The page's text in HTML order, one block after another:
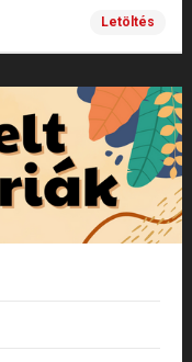
Letöltés